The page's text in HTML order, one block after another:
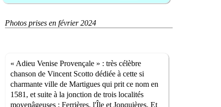
Photos prises en février 2024
« Adieu Venise Provençale » : très célèbre
chanson de Vincent Scotto dédiée à cette si
charmante ville de Martigues qui prit ce nom en
1581, et suite à la jonction de trois localités
moyenâgeuses : Ferrières, l'Île et Jonquières. Et